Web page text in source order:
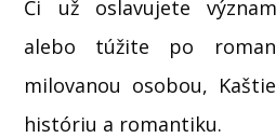
Či už oslavujete
alebo túžite po
milovanou osobou,
históriu a romantiku.